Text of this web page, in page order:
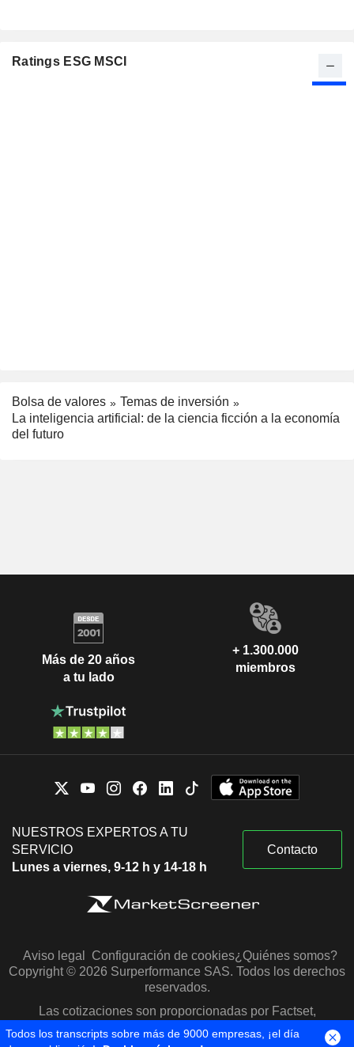
Ratings ESG MSCI
Bolsa de valores
Temas de inversión
La inteligencia artificial: de la ciencia ficción a la economía
del futuro
Más de 20 años
a tu lado
+ 1.300.000
miembros
NUESTROS EXPERTOS A TU
SERVICIO
Lunes a viernes, 9-12 h y 14-18 h
Contacto
Aviso legal Configuración de cookies¿Quiénes somos?
Copyright © 2026 Surperformance SAS. Todos los derechos
reservados.
Las cotizaciones son proporcionadas por Factset,
Morningstar y S&P Capital IQ
Todos los transcripts sobre más de 9000 empresas, ¡el día